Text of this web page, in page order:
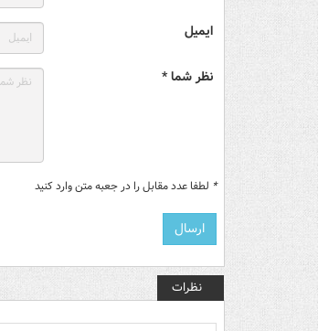
ایمیل
نظر شما *
* لطفا عدد مقابل را در جعبه متن وارد کنید
نظرات